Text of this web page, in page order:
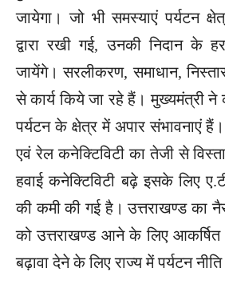
जायेगा। जो भी समस्याएं पर्यटन
द्वारा रखी गई, उनकी निदान के
जायेंगे। सरलीकरण, समाधान,
से कार्य किये जा रहे हैं। मुख्यमंत्री ने
पर्यटन के क्षेत्र में अपार संभावनाएं
एवं रेल कनेक्टिविटी का तेजी से
हवाई कनेक्टिविटी बढ़े इसके लिए
की कमी की गई है। उत्तराखण्ड का
को उत्तराखण्ड आने के लिए आकर्षित
बढ़ावा देने के लिए राज्य में पर्यटन